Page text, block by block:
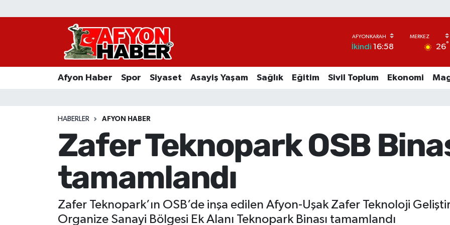
İkindi 16:58 26°
Afyon Haber Spor Siyaset Asayiş Yaşam Sağlık Eğitim Sivil Toplum Ekonomi
HABERLER AFYON HABER
Zafer Teknopark OSB
tamamlandı
Zafer Teknopark’ın OSB’de inşa edilen Afyon-Uşak Zafer Teknoloji
Organize Sanayi Bölgesi Ek Alanı Teknopark Binası tamamlandı
Afyon Haber
Asayiş Yaşam
Sivil Toplum
Ekonomi